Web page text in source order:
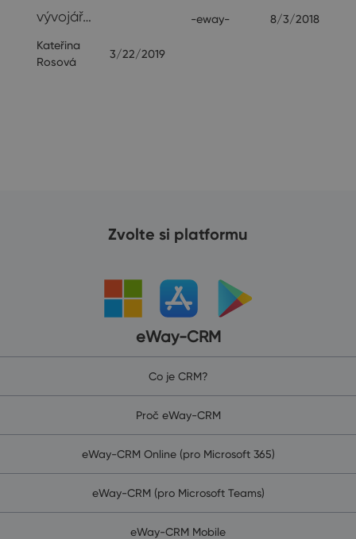
vývojář…
Kateřina
Rosová
3/22/2019
-eway- 8/3/2018
Zvolte si platformu
eWay-CRM
Co je CRM?
Proč eWay-CRM
eWay-CRM Online (pro Microsoft 365)
eWay-CRM (pro Microsoft Teams)
eWay-CRM Mobile